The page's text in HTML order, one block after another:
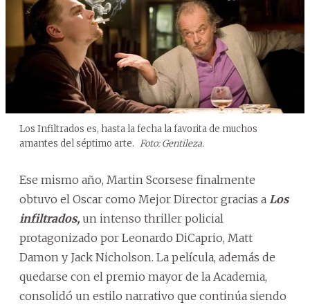
Los Infiltrados es, hasta la fecha la favorita de muchos
amantes del séptimo arte. Foto: Gentileza.
Ese mismo año, Martin Scorsese finalmente
obtuvo el Oscar como Mejor Director gracias a Los
infiltrados, un intenso thriller policial
protagonizado por Leonardo DiCaprio, Matt
Damon y Jack Nicholson. La película, además de
quedarse con el premio mayor de la Academia,
consolidó un estilo narrativo que continúa siendo